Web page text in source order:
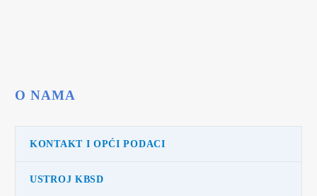
O NAMA
KONTAKT I OPĆI PODACI
USTROJ KBSD